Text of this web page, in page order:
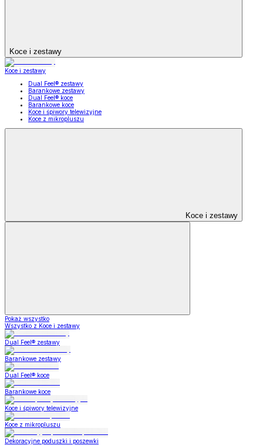
Koce i zestawy
Koce i zestawy
Dual Feel® zestawy
Barankowe zestawy
Dual Feel® koce
Barankowe koce
Koce i śpiwory telewizyjne
Koce z mikropluszu
Koce i zestawy
Pokaż wszystko
Wszystko z Koce i zestawy
Dual Feel® zestawy
Barankowe zestawy
Dual Feel® koce
Barankowe koce
Koce i śpiwory telewizyjne
Koce z mikropluszu
Dekoracyjne poduszki i poszewki